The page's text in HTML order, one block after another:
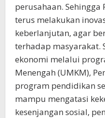
perusahaan. Sehingga
terus melakukan
keberlanjutan, agar
terhadap masyarakat.
ekonomi melalui
Menengah (UMKM),
program pendidikan
mampu mengatasi
kesenjangan sosial,